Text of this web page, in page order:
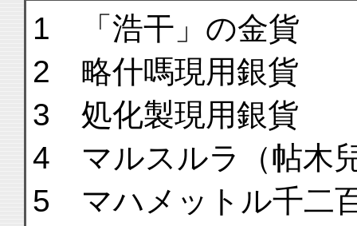
1 「浩干」の金貨
2 略什嗎現用銀貨
3 処化製現用銀貨
4 マルスルラ（帖木
5 マハメットル千二